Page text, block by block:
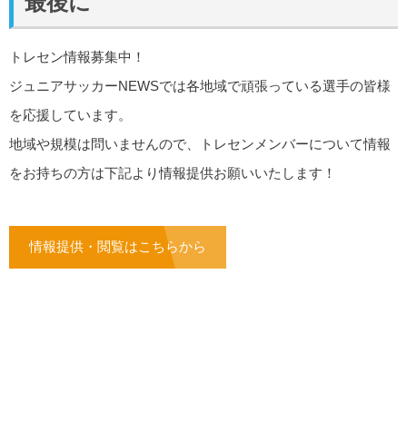
トレセン情報募集中！
ジュニアサッカーNEWSでは各地域で頑張っている選手の皆様
を応援しています。
地域や規模は問いませんので、トレセンメンバーについて情報
をお持ちの方は下記より情報提供お願いいたします！
情報提供・閲覧はこちらから